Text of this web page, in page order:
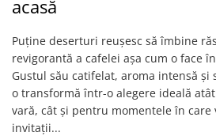
Cafea boabe Segafredo
Cafea boabe Julius Meinl
Cafea boabe 1kg
Cafea boabe verde
Alte branduri cafea
Tastaturi si butoane
acasă
Puține deserturi reușesc să îmbine
revigorantă a cafelei așa cum o face
Gustul său catifelat, aroma intensă și
o transformă într-o alegere ideală
vară, cât și pentru momentele în
invitații...